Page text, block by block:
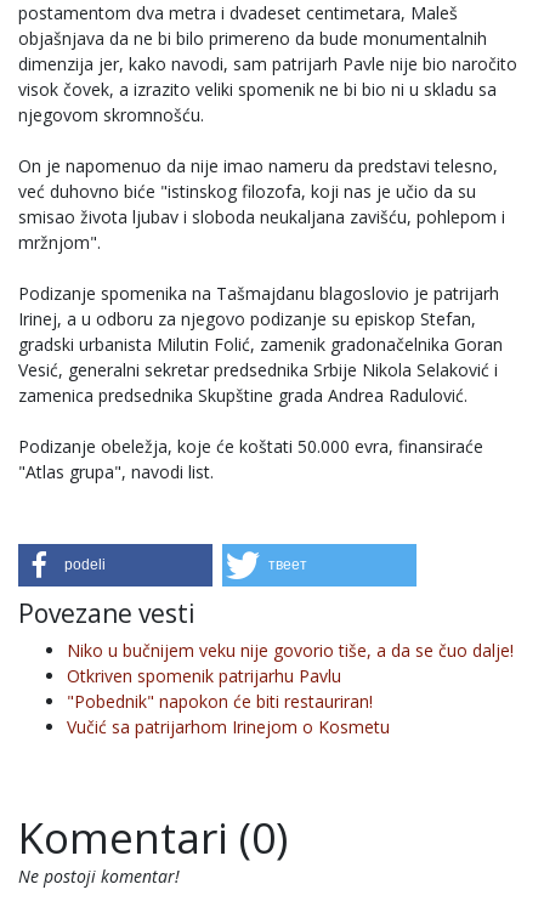
postamentom dva metra i dvadeset centimetara, Maleš
objašnjava da ne bi bilo primereno da bude monumentalnih
dimenzija jer, kako navodi, sam patrijarh Pavle nije bio naročito
visok čovek, a izrazito veliki spomenik ne bi bio ni u skladu sa
njegovom skromnošću.
On je napomenuo da nije imao nameru da predstavi telesno,
već duhovno biće "istinskog filozofa, koji nas je učio da su
smisao života ljubav i sloboda neukaljana zavišću, pohlepom i
mržnjom".
Podizanje spomenika na Tašmajdanu blagoslovio je patrijarh
Irinej, a u odboru za njegovo podizanje su episkop Stefan,
gradski urbanista Milutin Folić, zamenik gradonačelnika Goran
Vesić, generalni sekretar predsednika Srbije Nikola Selaković i
zamenica predsednika Skupštine grada Andrea Radulović.
Podizanje obeležja, koje će koštati 50.000 evra, finansiraće
"Atlas grupa", navodi list.
podeli твеет
Povezane vesti
Niko u bučnijem veku nije govorio tiše, a da se čuo dalje!
Otkriven spomenik patrijarhu Pavlu
"Pobednik" napokon će biti restauriran!
Vučić sa patrijarhom Irinejom o Kosmetu
Komentari (0)
Ne postoji komentar!